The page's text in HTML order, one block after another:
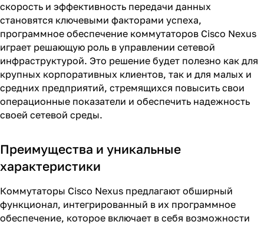
скорость и эффективность передачи данных
становятся ключевыми факторами успеха,
программное обеспечение коммутаторов Cisco Nexus
играет решающую роль в управлении сетевой
инфраструктурой. Это решение будет полезно как для
крупных корпоративных клиентов, так и для малых и
средних предприятий, стремящихся повысить свои
операционные показатели и обеспечить надежность
своей сетевой среды.
Преимущества и уникальные
характеристики
Коммутаторы Cisco Nexus предлагают обширный
функционал, интегрированный в их программное
обеспечение, которое включает в себя возможности